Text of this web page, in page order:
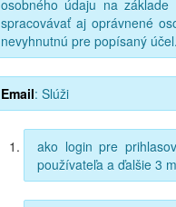
osobného údaju na
spracovávať aj oprávnené
nevyhnutnú pre popísaný účel
Email: Slúži
ako login pre
používateľa a ďalšie 3